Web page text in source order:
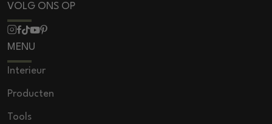
VOLG ONS OP
MENU
Interieur
Producten
Tools